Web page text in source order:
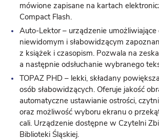
mówione zapisane na kartach
Compact Flash.
Auto-Lektor – urządzenie umożliwiające
niewidomym i słabowidzącym
z książek i czasopism. Pozwala na
a następnie odsłuchanie wybranego
TOPAZ PHD – lekki, składany
osób słabowidzących. Oferuje jakość
automatyczne ustawianie ostrości,
oraz możliwość wyboru ekranu o
cali. Urządzenie dostępne w Czytelni
Biblioteki Śląskiej.